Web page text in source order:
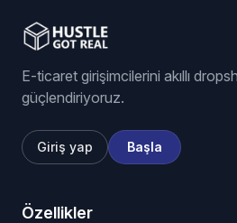
E-ticaret girişimcilerini akıllı
güçlendiriyoruz.
Giriş yap Başla
Özellikler